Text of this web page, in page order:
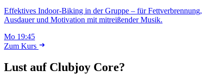
Effektives Indoor-Biking in der Gruppe – für Fettverbrennung,
Ausdauer und Motivation mit mitreißender Musik.
Mo 19:45
Zum Kurs
Lust auf Clubjoy Core?